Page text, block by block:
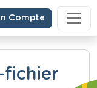
Compte
fichier